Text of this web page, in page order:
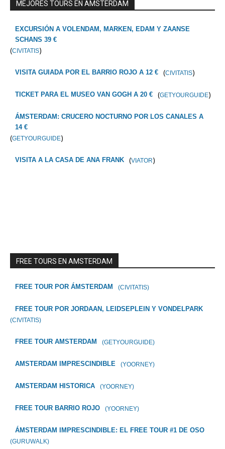
MEJORES TOURS EN AMSTERDAM
EXCURSIÓN A VOLENDAM, MARKEN, EDAM Y ZAANSE
SCHANS 39 €
(CIVITATIS)
VISITA GUIADA POR EL BARRIO ROJO A 12 € (CIVITATIS)
TICKET PARA EL MUSEO VAN GOGH A 20 € (GETYOURGUIDE)
ÁMSTERDAM: CRUCERO NOCTURNO POR LOS CANALES A
14 €
(GETYOURGUIDE)
VISITA A LA CASA DE ANA FRANK (VIATOR)
FREE TOURS EN AMSTERDAM
FREE TOUR POR ÁMSTERDAM (CIVITATIS)
FREE TOUR POR JORDAAN, LEIDSEPLEIN Y VONDELPARK
(CIVITATIS)
FREE TOUR AMSTERDAM (GETYOURGUIDE)
AMSTERDAM IMPRESCINDIBLE (YOORNEY)
AMSTERDAM HISTORICA (YOORNEY)
FREE TOUR BARRIO ROJO (YOORNEY)
ÁMSTERDAM IMPRESCINDIBLE: EL FREE TOUR #1 DE OSO
(GURUWALK)